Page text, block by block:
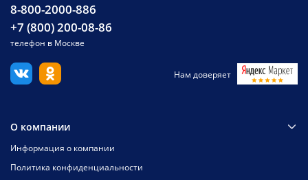
8-800-2000-886
+7 (800) 200-08-86
телефон в Москве
Нам доверяет
О компании
Информация о компании
Политика конфиденциальности